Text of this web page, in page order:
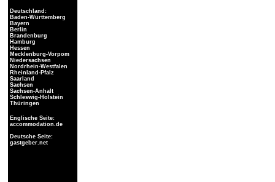
Deutschland:
Baden-Württemberg
Bayern
Berlin
Brandenburg
Hamburg
Hessen
Mecklenburg-Vorpom
Niedersachsen
Nordrhein-Westfalen
Rheinland-Pfalz
Saarland
Sachsen
Sachsen-Anhalt
Schleswig-Holstein
Thüringen
Englische Seite:
accommodation.de
Deutsche Seite:
gastgeber.net